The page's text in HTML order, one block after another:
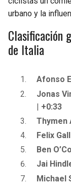
urbano y la
Clasificación
de Italia
Afonso
Jonas
| +0:33
Thymen
Felix Gall
Ben
Jai
Michael